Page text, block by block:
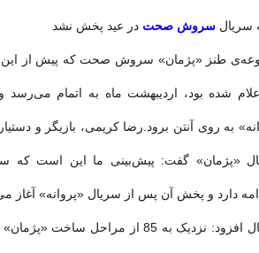
سریالسروش صحتدر عید پخش نشد
طنز «پژمان» سروش صحت که پیش از این
شده بود، اردیبهشت ماه به اتمام
به روی آنتن برود.رضا کریمی، بازیگر و دستیار
«پژمان» گفت: پیش‌بینی‌ ما این است که
دارد و پخش آن پس از سریال «پروانه» آغاز
او در عین حال افزود: نزدیک به 85 از